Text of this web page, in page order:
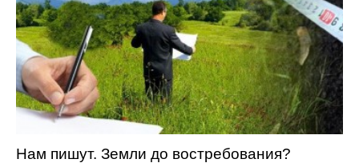
Нам пишут. Земли до востребования?